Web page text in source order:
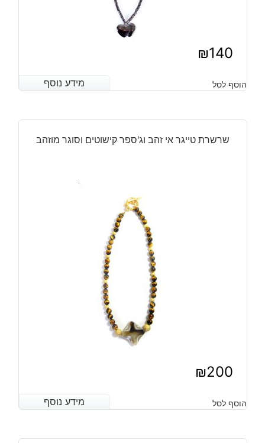
₪140
מידע נוסף הוסף לסל מידע נוסף
שרשרת טייגר אי זהב וג'ספר קישוטים וסוגר מוזהב
₪200
מידע נוסף הוסף לסל מידע נוסף